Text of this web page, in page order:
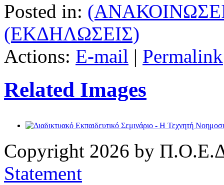
Posted in:
(ΕΚΔΗΛΩΣΕΙΣ)
Actions: E-mail | Permalink
Related Images
Copyright 2026 by
Statement